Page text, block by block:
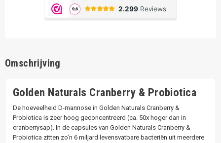
Omschrijving
Golden Naturals Cranberry & Probiotica
De hoeveelheid D-mannose in Golden Naturals Cranberry &
Probiotica is zeer hoog geconcentreerd (ca. 50x hoger dan in
cranberrysap). In de capsules van Golden Naturals Cranberry &
Probiotica zitten zo’n 6 miljard levensvatbare bacteriën uit meerdere